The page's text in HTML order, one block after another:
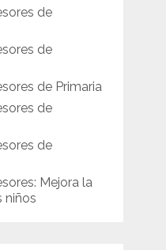
de
de
de Primaria
de
de
Mejora la
niños